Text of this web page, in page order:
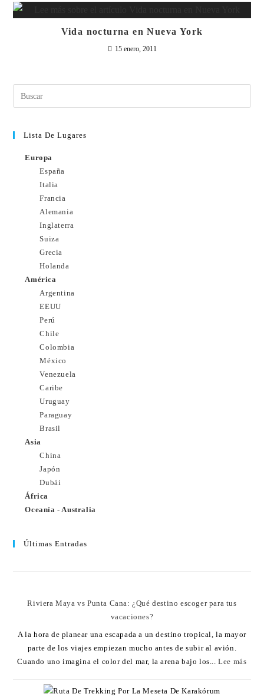
Vida nocturna en Nueva York
15 enero, 2011
Lista De Lugares
Europa
España
Italia
Francia
Alemania
Inglaterra
Suiza
Grecia
Holanda
América
Argentina
EEUU
Perú
Chile
Colombia
México
Venezuela
Caribe
Uruguay
Paraguay
Brasil
Asia
China
Japón
Dubái
África
Oceanía - Australia
Últimas Entradas
Riviera Maya vs Punta Cana: ¿Qué destino escoger para tus
vacaciones?
A la hora de planear una escapada a un destino tropical, la mayor
parte de los viajes empiezan mucho antes de subir al avión.
Cuando uno imagina el color del mar, la arena bajo los...Lee más